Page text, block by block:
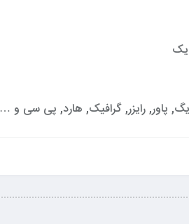
ریگ, پاور, رایزر, گرافیک, هارد, پی سی و …